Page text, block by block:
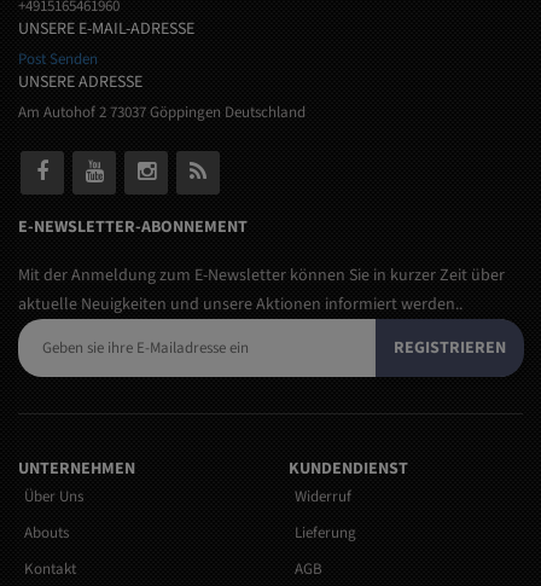
+4915165461960
UNSERE E-MAIL-ADRESSE
Post Senden
UNSERE ADRESSE
Am Autohof 2 73037 Göppingen Deutschland
E-NEWSLETTER-ABONNEMENT
Mit der Anmeldung zum E-Newsletter können Sie in kurzer Zeit über
aktuelle Neuigkeiten und unsere Aktionen informiert werden..
REGISTRIEREN
UNTERNEHMEN
Über Uns
Abouts
Kontakt
KUNDENDIENST
Widerruf
Lieferung
AGB